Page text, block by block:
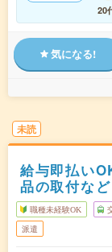
20
気になる!
未読
給与即払い
品の取付など
職種未経験OK
派遣